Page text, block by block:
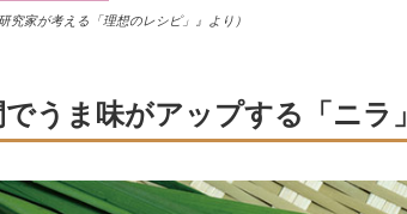
究家が考える「理想のレシピ」』より）
うま味がアップする「ニラ」